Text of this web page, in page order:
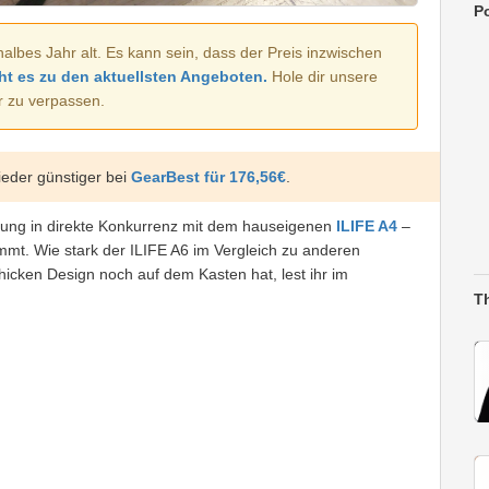
Jahr alt. Es kann sein, dass der Preis inzwischen
es zu den aktuellsten Angeboten. Hole dir unsere
zu verpassen.
günstiger bei GearBest für 176,56€.
in direkte Konkurrenz mit dem hauseigenen ILIFE A4 –
Wie stark der ILIFE A6 im Vergleich zu anderen
Design noch auf dem Kasten hat, lest ihr im